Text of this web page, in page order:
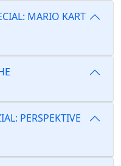
MARIO KART
PERSPEKTIVE